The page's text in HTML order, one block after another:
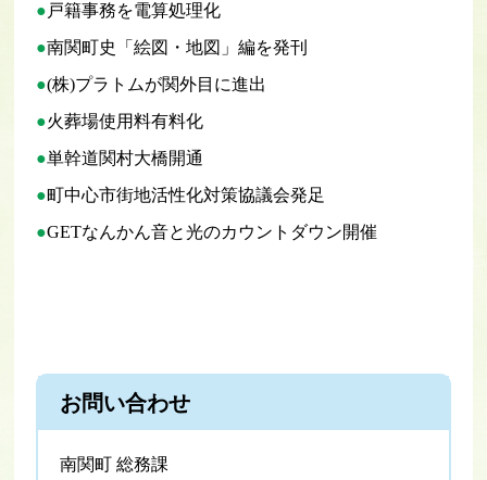
戸籍事務を電算処理化
南関町史「絵図・地図」編を発刊
(株)プラトムが関外目に進出
火葬場使用料有料化
単幹道関村大橋開通
町中心市街地活性化対策協議会発足
GETなんかん音と光のカウントダウン開催
お問い合わせ
南関町 総務課